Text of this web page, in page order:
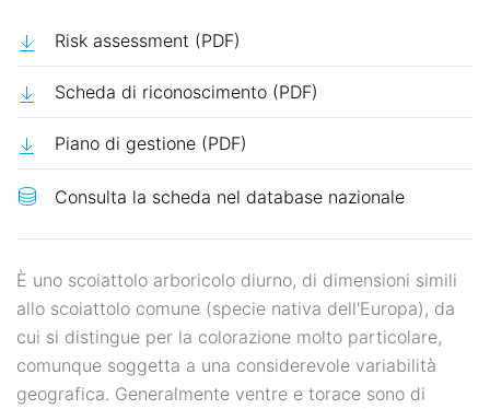
Risk assessment (PDF)
Scheda di riconoscimento (PDF)
Piano di gestione (PDF)
È uno scoiattolo arboricolo diurno, di dimensioni simili
allo scoiattolo comune (specie nativa dell'Europa), da
cui si distingue per la colorazione molto particolare,
comunque soggetta a una considerevole variabilità
geografica. Generalmente ventre e torace sono di